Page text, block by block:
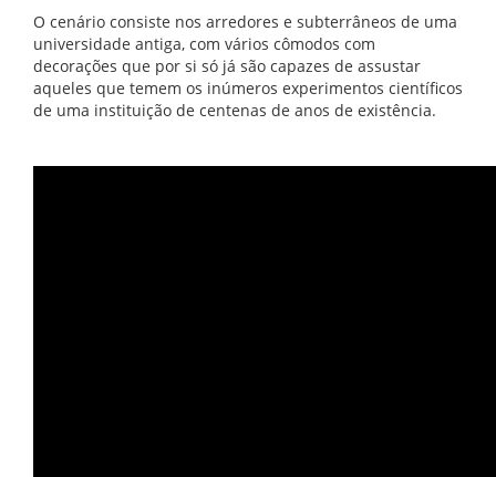
O cenário consiste nos arredores e subterrâneos de uma
universidade antiga, com vários cômodos com
decorações que por si só já são capazes de assustar
aqueles que temem os inúmeros experimentos científicos
de uma instituição de centenas de anos de existência.